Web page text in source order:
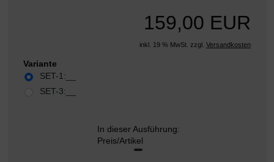
159,00 EUR
inkl. 19 % MwSt. zzgl. Versandkosten
Variante
SET-1:__
SET-3:__
In dieser Ausführung:
Preis/Artikel